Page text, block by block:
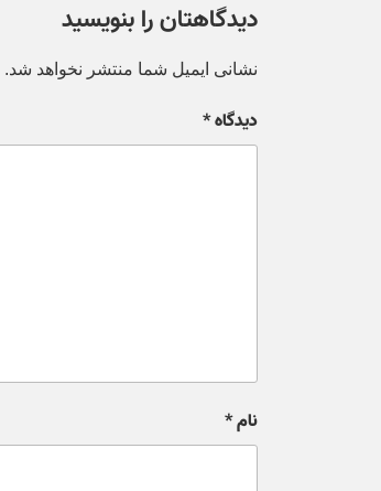
دیدگاهتان را بنویسید
نشانی ایمیل شما منتشر نخواهد شد.
دیدگاه*
نام*